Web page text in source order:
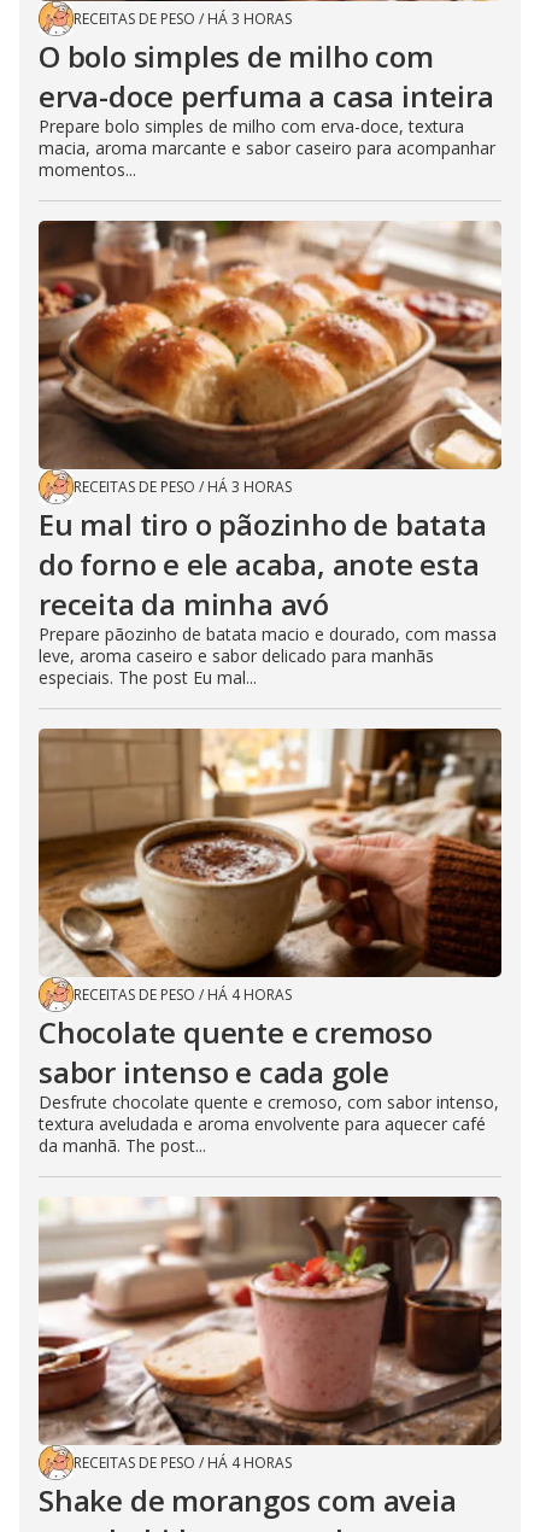
RECEITAS DE PESO / HÁ 3 HORAS
O bolo simples de milho com
erva-doce perfuma a casa inteira
Prepare bolo simples de milho com erva-doce, textura
macia, aroma marcante e sabor caseiro para acompanhar
momentos...
RECEITAS DE PESO / HÁ 3 HORAS
Eu mal tiro o pãozinho de batata
do forno e ele acaba, anote esta
receita da minha avó
Prepare pãozinho de batata macio e dourado, com massa
leve, aroma caseiro e sabor delicado para manhãs
especiais. The post Eu mal...
RECEITAS DE PESO / HÁ 4 HORAS
Chocolate quente e cremoso
sabor intenso e cada gole
Desfrute chocolate quente e cremoso, com sabor intenso,
textura aveludada e aroma envolvente para aquecer café
da manhã. The post...
RECEITAS DE PESO / HÁ 4 HORAS
Shake de morangos com aveia